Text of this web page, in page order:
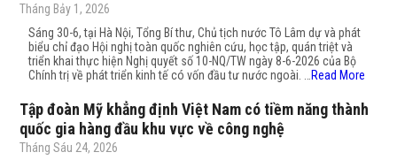
Tháng Bảy 1, 2026
Sáng 30-6, tại Hà Nội, Tổng Bí thư, Chủ tịch nước Tô Lâm dự và phát
biểu chỉ đạo Hội nghị toàn quốc nghiên cứu, học tập, quán triệt và
triển khai thực hiện Nghị quyết số 10-NQ/TW ngày 8-6-2026 của Bộ
Chính trị về phát triển kinh tế có vốn đầu tư nước ngoài. … Read More
Tập đoàn Mỹ khẳng định Việt Nam có tiềm năng thành
quốc gia hàng đầu khu vực về công nghệ
Tháng Sáu 24, 2026